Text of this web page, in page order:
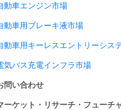
動車エンジン市場
動車用ブレーキ液市場
動車用キーレスエントリーシス
気バス充電インフラ市場
問い合わせ
ーケット・リサーチ・フューチ